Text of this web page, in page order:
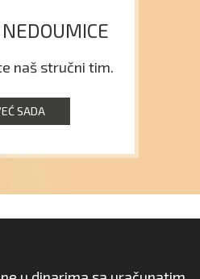
naš stručni tim.
SADA